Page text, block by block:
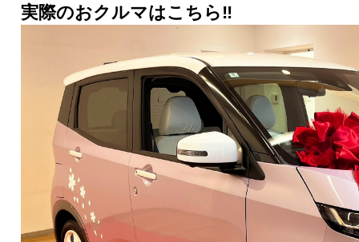
実際のおクルマはこちら‼︎